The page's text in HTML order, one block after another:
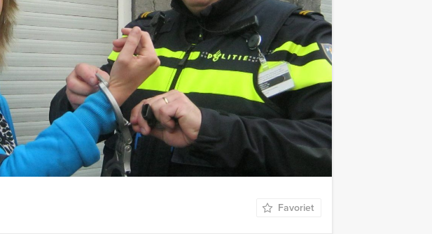
Favoriet
Vanaf€ 32,50 p.p. excl. BTW
organiseren? De Pain Game van Antwerpen Excursies is
Favoriet